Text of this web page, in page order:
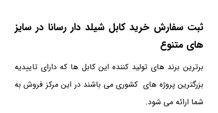
ثبت سفارش خرید کابل شیلد دار رسانا در سایز
های متنوع
برترین برند های تولید کننده این کابل ها که دارای تاییدیه
بزرگترین پروژه های کشوری می باشند در این مرکز فروش به
شما ارائه می شود.